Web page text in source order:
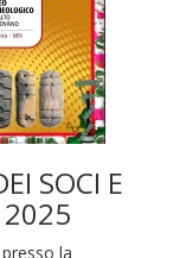
SOCI E
2025
la